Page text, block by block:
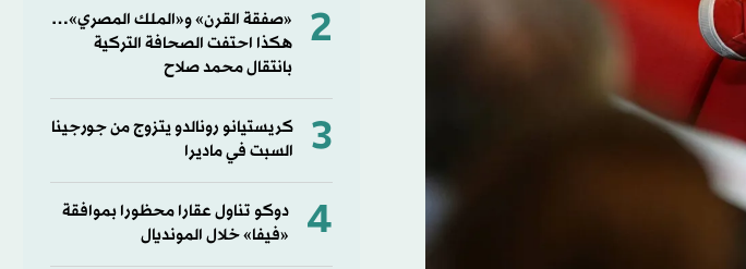
2
«صفقة القرن» و«الملك المصري»…
هكذا احتفت الصحافة التركية
بانتقال محمد صلاح
3
كريستيانو رونالدو يتزوج من جورجينا
السبت في ماديرا
4
دوكو تناول عقارا محظورا بموافقة
«فيفا» خلال المونديال